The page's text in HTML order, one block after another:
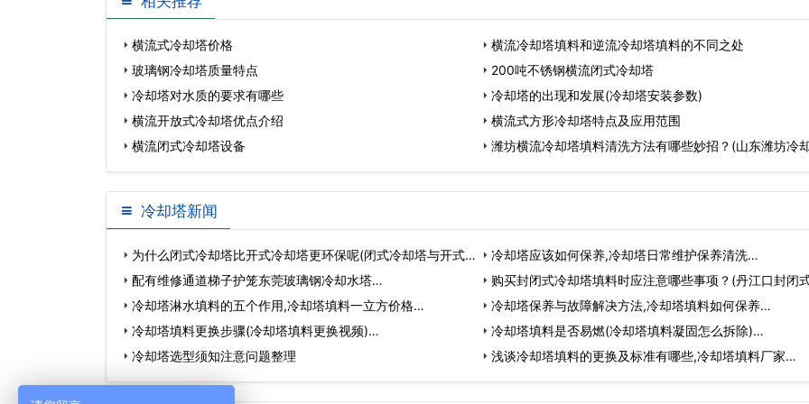
横流式冷却塔价格
横流冷却塔填料和逆流冷却塔填料的不同之处
玻璃钢冷却塔质量特点
200吨不锈钢横流闭式冷却塔
冷却塔对水质的要求有哪些
冷却塔的出现和发展(冷却塔安装参数)
横流开放式冷却塔优点介绍
横流式方形冷却塔特点及应用范围
横流闭式冷却塔设备
潍坊横流冷却塔填料清洗方法有哪些妙招？(山东潍坊冷
家
冷却塔新闻
为什么闭式冷却塔比开式冷却塔更环保呢(闭式冷却塔与开式
冷…
冷却塔应该如何保养,冷却塔日常维护保养清洗…
配有维修通道梯子护笼东莞玻璃钢冷却水塔…
购买封闭式冷却塔填料时应注意哪些事项？(丹江口封闭
塔…
冷却塔淋水填料的五个作用,冷却塔填料一立方价格…
冷却塔保养与故障解决方法,冷却塔填料如何保养…
冷却塔填料更换步骤(冷却塔填料更换视频)…
冷却塔填料是否易燃(冷却塔填料凝固怎么拆除)…
冷却塔选型须知注意问题整理
浅谈冷却塔填料的更换及标准有哪些,冷却塔填料厂家…